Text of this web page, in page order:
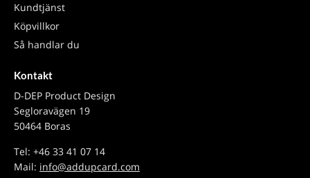
Kundtjänst
Köpvillkor
Så handlar du
Kontakt
D-DEP Product Design
Segloravägen 19
50464 Boras
Tel: +46 33 41 07 14
Mail: info@addupcard.com